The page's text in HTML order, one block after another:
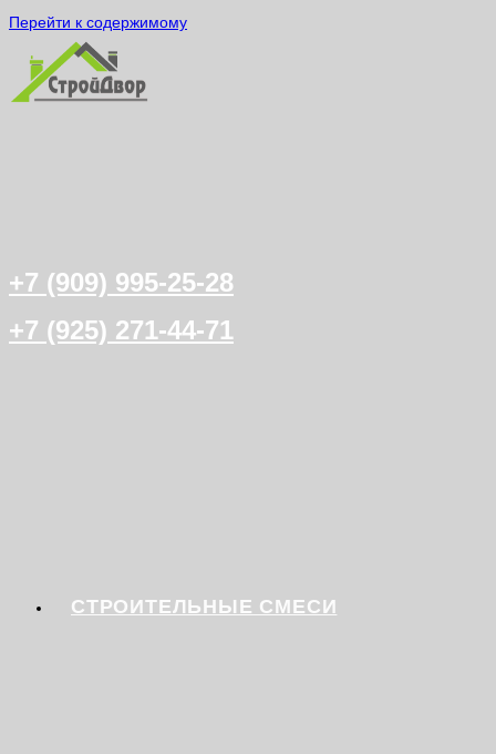
Перейти к содержимому
+7 (909) 995-25-28
+7 (925) 271-44-71
СТРОИТЕЛЬНЫЕ СМЕСИ